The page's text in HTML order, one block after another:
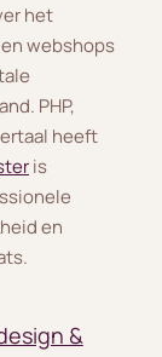
het
webshops
PHP,
heeft
is
en
&